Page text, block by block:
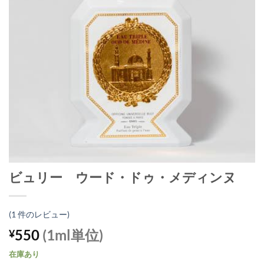
ビュリー ウード・ドゥ・メディンヌ
(1 件のレビュー)
¥550 (1ml単位)
在庫あり